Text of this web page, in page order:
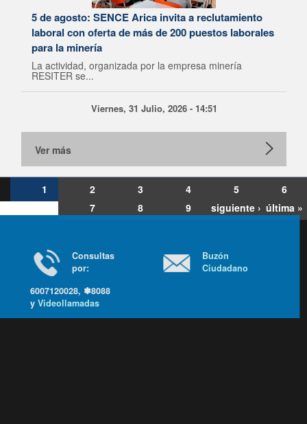
5 de agosto: SENCE Arica invita a reclutamiento
laboral con oferta de más de 200 puestos laborales
para la minería
La actividad, organizada por la empresa minería
RESITER se...
Viernes, 31 Julio, 2026 - 14:51
Ver más
1 2 3 4 5
6
7
8 9 siguiente › última »
Consultas
por:
6007120028, ✽8088
yVideollamadas
Buzón
Ciudadano